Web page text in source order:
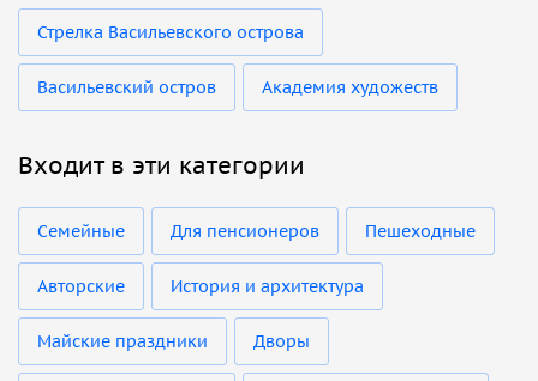
Стрелка Васильевского острова
Васильевский остров Академия художеств
Входит в эти категории
Семейные Для пенсионеров Пешеходные
Авторские История и архитектура
Майские праздники Дворы